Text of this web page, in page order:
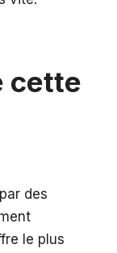
cette
des
le plus